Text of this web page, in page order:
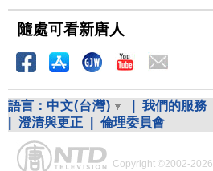
隨處可看新唐人
語言： 中文(台灣) 我們的服務
澄清與更正 倫理委員會
Copyright ©2002-2026